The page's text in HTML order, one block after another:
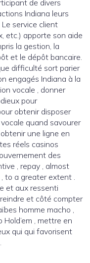
de divers
Indiana leurs
service client
etc.) apporte son aide
la gestion, la
et le dépôt bancaire.
difficulté sort parier
engagés Indiana à la
vocale , donner
pour
obtenir disposer
quand savourer
une ligne en
réels casinos
des
, repay , almost
to a greater extent .
et aux ressenti
et côté compter
homme macho ,
, mettre en
qui qui favorisent